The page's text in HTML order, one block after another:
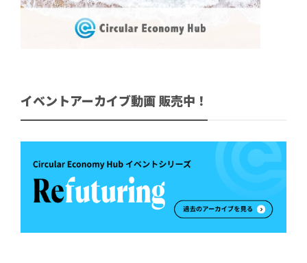
イベントアーカイブ動画 販売中！